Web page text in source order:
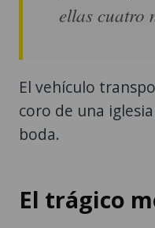
ellas cuatro
El vehículo
coro de una
boda.
El trágico